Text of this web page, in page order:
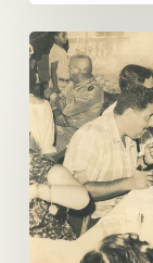
González
Alsina
y
otros,
comiendo
asado